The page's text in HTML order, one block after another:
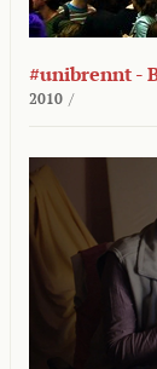
#unibrennt -
2010 /